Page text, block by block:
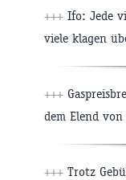
+++ Ifo: Jede
viele klagen
+++
dem Elend
+++ Trotz